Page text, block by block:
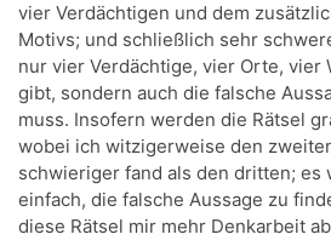
vier Verdächtigen und dem
Motivs; und schließlich sehr
nur vier Verdächtige, vier Orte, vier
gibt, sondern auch die falsche
muss. Insofern werden die Rätsel
wobei ich witzigerweise den
schwieriger fand als den dritten; es
einfach, die falsche Aussage zu
diese Rätsel mir mehr Denkarbeit